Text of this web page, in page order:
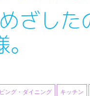
めざした
ング・ダイニング キッチン